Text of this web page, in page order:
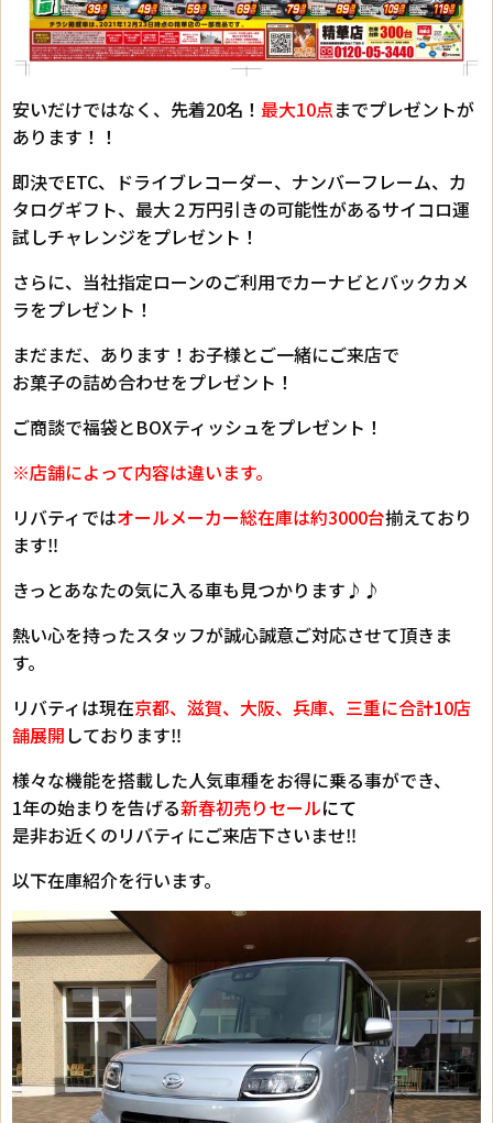
安いだけではなく、先着20名！ 最大10点までプレゼントが
あります！！
即決でETC、ドライブレコーダー、ナンバーフレーム、カ
タログギフト、最大２万円引きの可能性があるサイコロ運
試しチャレンジをプレゼント！
さらに、当社指定ローンのご利用でカーナビとバックカメ
ラをプレゼント！
まだまだ、あります！お子様とご一緒にご来店で
お菓子の詰め合わせをプレゼント！
ご商談で福袋とBOXティッシュをプレゼント！
※店舗によって内容は違います。
リバティではオールメーカー総在庫は約3000台揃えており
ます‼
きっとあなたの気に入る車も見つかります♪♪
熱い心を持ったスタッフが誠心誠意ご対応させて頂きま
す。
リバティは現在京都、滋賀、大阪、兵庫、三重に合計10店
舗展開 しております‼
様々な機能を搭載した人気車種をお得に乗る事ができ、
1年の始まりを告げる新春初売りセールにて
是非お近くのリバティにご来店下さいませ‼
以下在庫紹介を行います。